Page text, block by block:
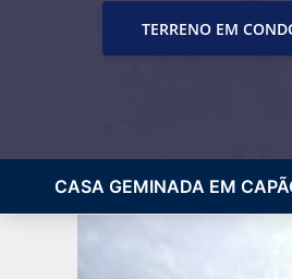
TERRENO EM
CASA GEMINADA EM